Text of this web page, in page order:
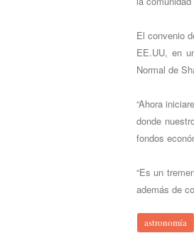
El convenio
EE.UU, en
Normal de
“Ahora
donde
fondos
“Es un
además de
astronomía